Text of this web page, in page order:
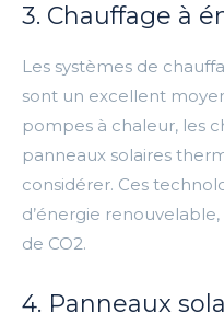
3. Chauffage à
Les systèmes de
sont un excellent
pompes à chaleur, les
panneaux solaires
considérer. Ces
d’énergie
de CO2.
4. Panneaux